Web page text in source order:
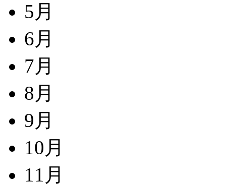
5月
6月
7月
8月
9月
10月
11月